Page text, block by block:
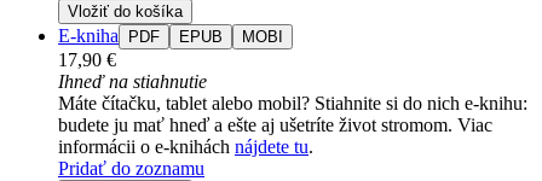
Vložiť do košíka
E-kniha PDF EPUB MOBI
17,90 €
Ihneď na stiahnutie
Máte čítačku, tablet alebo mobil? Stiahnite si do nich e-knihu:
budete ju mať hneď a ešte aj ušetríte život stromom. Viac
informácii o e-knihách nájdete tu.
Pridať do zoznamu